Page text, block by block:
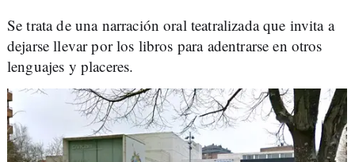
Se trata de una narración oral teatralizada que invita a
dejarse llevar por los libros para adentrarse en otros
lenguajes y placeres.